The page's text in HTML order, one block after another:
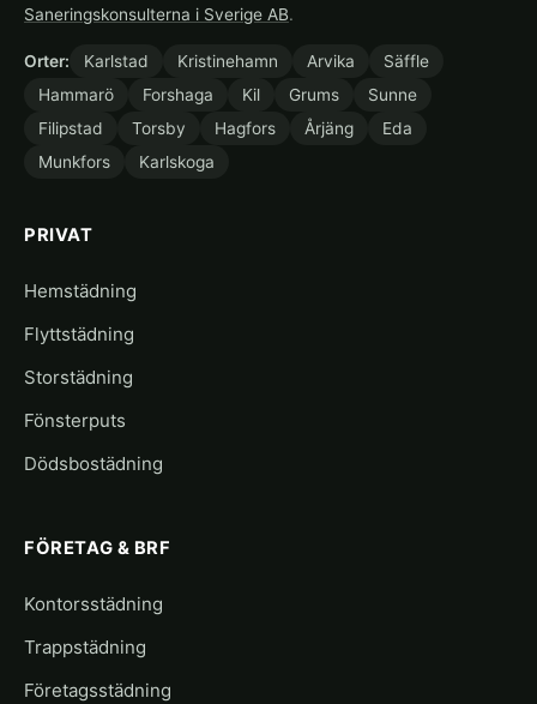
Saneringskonsulterna i Sverige AB.
Orter: Karlstad Kristinehamn Arvika
Säffle
Hammarö
Forshaga Kil Grums
Sunne
Filipstad
Torsby Hagfors Årjäng
Eda
Munkfors
Karlskoga
PRIVAT
Hemstädning
Flyttstädning
Storstädning
Fönsterputs
Dödsbostädning
FÖRETAG & BRF
Kontorsstädning
Trappstädning
Företagsstädning